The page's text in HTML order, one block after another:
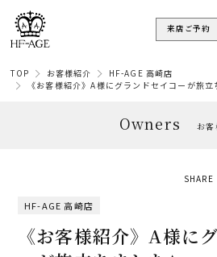
来店ご予約
TOP お客様紹介
HF-AGE 高崎店
《お客様紹介》A様にグランドセイコーが旅立
Owners お客
HF-AGE 高崎店
《お客様紹介》A様に
SHARE